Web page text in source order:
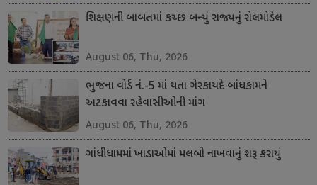
શિક્ષણની બાબતમાં કચ્છ બન્યું રાજ્યનું રોલમોડેલ
August 06, Thu, 2026
ભુજના વોર્ડ નં.-5 માં થતા ગેરકાયદે બાંધકામને
અટકાવવા રહેવાસીઓની માંગ
August 06, Thu, 2026
ગાંધીધામમાં ખાડાઓમાં મલબો નાખવાનું શરૂ કરાયું